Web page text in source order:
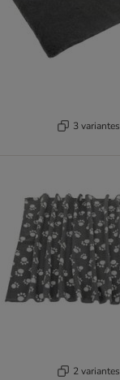
3 variantes
2 variantes